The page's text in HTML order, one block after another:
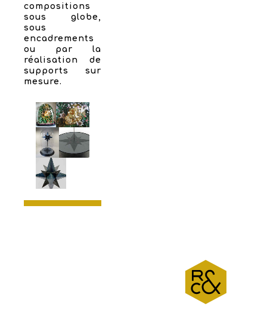
compositions
sous globe,
sous
encadrements
ou par la
réalisation de
supports sur
mesure.